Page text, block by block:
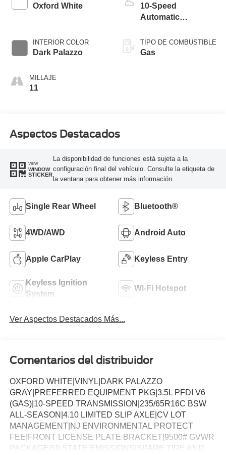
Oxford White
INTERIOR COLOR
Dark Palazzo
MILLAJE
11
10-Speed
Automatic
SelectShift®
Transmission
TIPO DE COMBUSTIBLE
Gas
Aspectos Destacados
VIEW
WINDOW
STICKER
La disponibilidad de funciones está sujeta a la
configuración final del vehículo. Consulte la etiqueta de
la ventana para obtener más información.
Single Rear Wheel Bluetooth®
4WD/AWD Android Auto
Apple CarPlay Keyless Entry
Keyless Ignition
System
Wi-Fi Hotspot
Ver Aspectos Destacados Más...
Comentarios del distribuidor
OXFORD WHITE|VINYL|DARK PALAZZO
GRAY|PREFERRED EQUIPMENT PKG|3.5L PFDI V6
(GAS)|10-SPEED TRANSMISSION|235/65R16C BSW
ALL-SEASON|4.10 LIMITED SLIP AXLE|CV LOT
MANAGEMENT|NJ ENVIRONMENTAL PROTECT
FEE|FRONT LICENSE PLATE BRACKET|9500# GVWR
PACKAGE|50 STATE EMISSIONS|SPARE TIRE AND